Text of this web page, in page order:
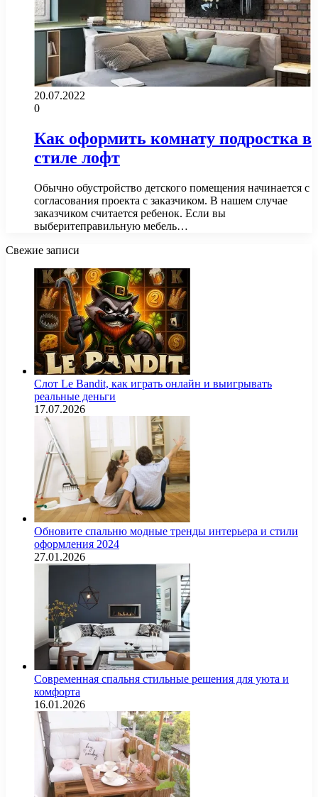
20.07.2022
0
Как оформить комнату подростка в
стиле лофт
Обычно обустройство детского помещения начинается с
согласования проекта с заказчиком. В нашем случае
заказчиком считается ребенок. Если вы
выберитеправильную мебель…
Свежие записи
Слот Le Bandit, как играть онлайн и выигрывать
реальные деньги
17.07.2026
Обновите спальню модные тренды интерьера и стили
оформления 2024
27.01.2026
Современная спальня стильные решения для уюта и
комфорта
16.01.2026